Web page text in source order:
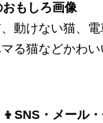
もしろ画像
動けない猫、
る猫などかわ
・メール